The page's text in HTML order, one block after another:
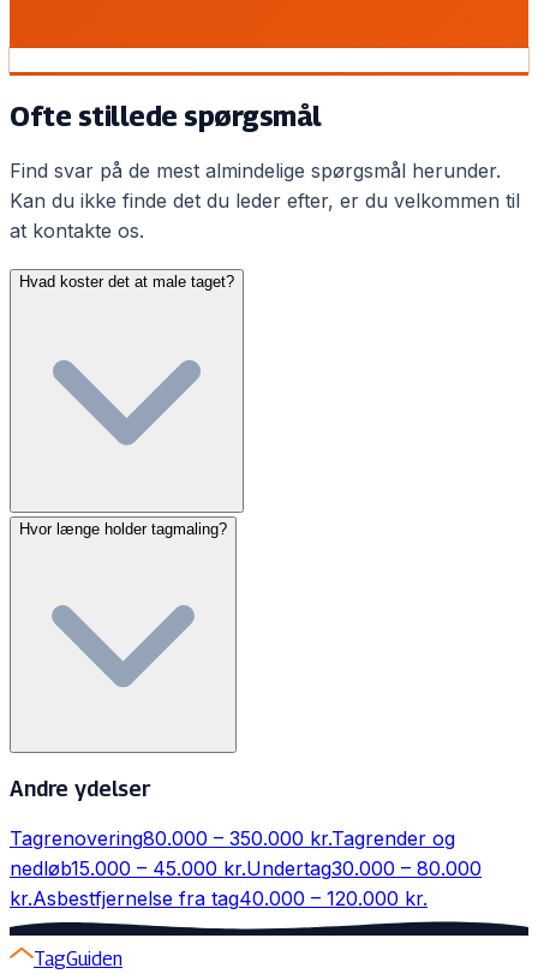
Ofte stillede spørgsmål
Find svar på de mest almindelige spørgsmål herunder.
Kan du ikke finde det du leder efter, er du velkommen til
at kontakte os.
Hvad koster det at male taget?
Tagmaling inkl. rensning koster typisk 20.000-50.000 kr.
Hvor længe holder tagmaling?
af kvaliteten af malingen og tagets eksponering for vejr
og vind.
Andre ydelser
Tagrenovering80.000 – 350.000 kr.Tagrender og
nedløb15.000 – 45.000 kr.Undertag30.000 – 80.000
kr.Asbestfjernelse fra tag40.000 – 120.000 kr.
TagGuiden